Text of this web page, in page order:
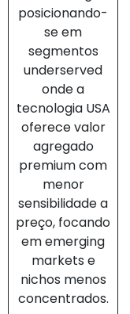
posicionando-
se em
segmentos
underserved
onde a
tecnologia USA
oferece valor
agregado
premium com
menor
sensibilidade a
preço, focando
em emerging
markets e
nichos menos
concentrados.